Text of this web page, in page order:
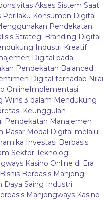
Akses Sistem Saat
Perilaku Konsumen Digital
Pendekatan
Strategi Branding Digital
Industri Kreatif
Digital pada
Pendekatan Balanced
Digital terhadap Nilai
OnlineImplementasi
Wins 3 dalam Mendukung
Keunggulan
Pendekatan Manajemen
Pasar Modal Digital melalui
Investasi Berbasis
Sektor Teknologi
Kasino Online di Era
Berbasis Mahjong
Daya Saing Industri
Mahjongways Kasino